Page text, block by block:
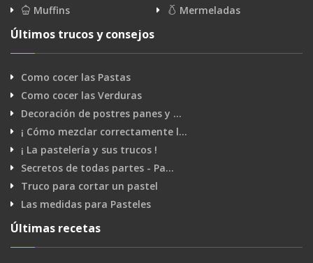
Muffins
Mermeladas
Últimos trucos y consejos
Como cocer las Pastas
Como cocer las Verduras
Decoración de postres panes y …
¡ Cómo mezclar correctamente l…
¡ La pastelería y sus trucos !
Secretos de todas partes - Pa…
Truco para cortar un pastel
Las medidas para Pasteles
Últimas recetas